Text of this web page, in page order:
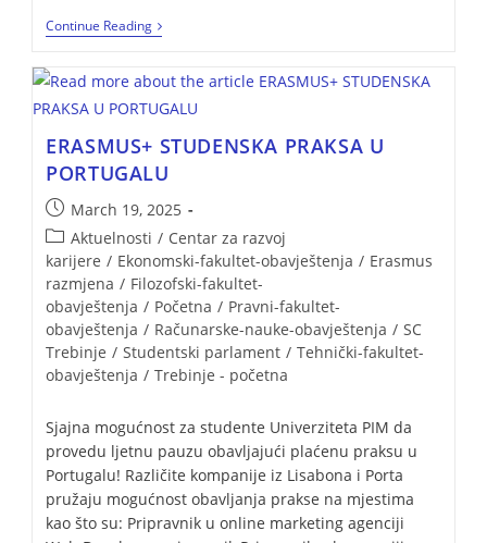
Continue Reading
ERASMUS+ STUDENSKA PRAKSA U
PORTUGALU
March 19, 2025
Aktuelnosti / Centar za razvoj
karijere / Ekonomski-fakultet-obavještenja / Erasmus
razmjena / Filozofski-fakultet-
obavještenja / Početna / Pravni-fakultet-
obavještenja / Računarske-nauke-obavještenja / SC
Trebinje / Studentski parlament / Tehnički-fakultet-
obavještenja / Trebinje - početna
Sjajna mogućnost za studente Univerziteta PIM da
provedu ljetnu pauzu obavljajući plaćenu praksu u
Portugalu! Različite kompanije iz Lisabona i Porta
pružaju mogućnost obavljanja prakse na mjestima
kao što su: Pripravnik u online marketing agenciji